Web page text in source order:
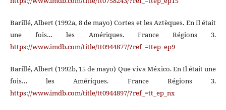
Barillé, Albert (1992a, 8 de mayo) Cortes et les Aztèques. En Il était
une fois… les Amériques. France Régions 3.
https://www.imdb.com/title/tt0944877/?ref_=ttep_ep9
Barillé, Albert (1992b, 15 de mayo) Que viva México. En Il était une
fois… les Amériques. France Régions 3.
https://www.imdb.com/title/tt0944897/?ref_=tt_ep_nx